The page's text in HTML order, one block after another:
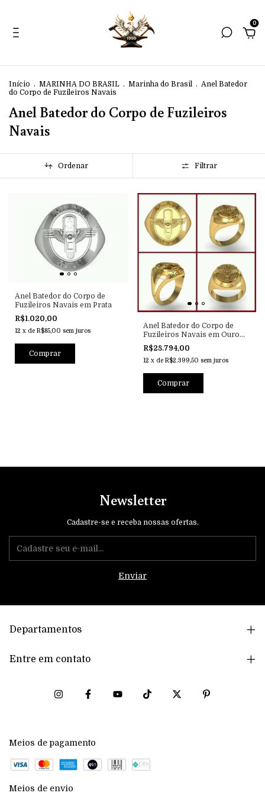
0
Início . MARINHA DO BRASIL . Marinha do Brasil . Anel Batedor
do Corpo de Fuzileiros Navais
Anel Batedor do Corpo de Fuzileiros
Navais
Ordenar Filtrar
Anel Batedor do Corpo de
Fuzileiros Navais em Prata
R$1.020,00
12 x de R$85,00 sem juros
Anel Batedor do Corpo de
Fuzileiros Navais em Ouro
Amarelo 18k
R$28.794,00
12 x de R$2.399,50 sem juros
Newsletter
Cadastre-se e receba nossas ofertas.
Departamentos
Entre em contato
Meios de pagamento
Meios de envio